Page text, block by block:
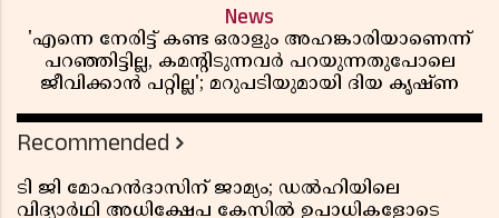
News
'എന്നെ നേരിട്ട് കണ്ട ഒരാളും അഹങ്കാരിയാണെന്ന്
പറഞ്ഞിട്ടില്ല, കമൻ്റിടുന്നവർ പറയുന്നതുപോലെ
ജീവിക്കാൻ പറ്റില്ല'; മറുപടിയുമായി ദിയ കൃഷ്ണ
Recommended
ടി ജി മോഹൻദാസിന് ജാമ്യം; ഡൽഹിയിലെ
വിദ്യാർഥി അധിക്ഷേപ കേസിൽ ഉപാധികളോടെ